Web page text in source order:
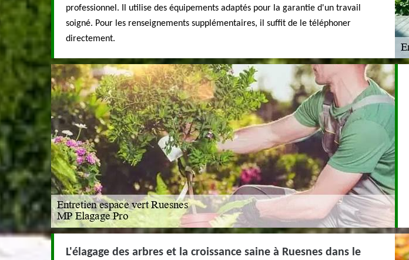
professionnel. Il utilise des équipements adaptés pour la garantie d'un travail
soigné. Pour les renseignements supplémentaires, il suffit de le téléphoner
directement.
L'élagage des arbres et la croissance saine à Ruesnes dans le